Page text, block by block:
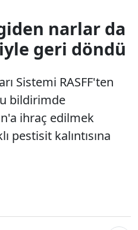
narlar da
geri döndü
Sistemi RASFF'ten
bildirimde
ihraç edilmek
pestisit kalıntısına